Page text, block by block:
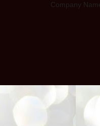
Company